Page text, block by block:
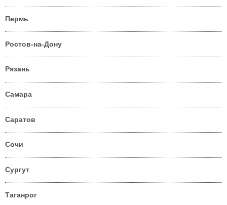
Пермь
Ростов-на-Дону
Рязань
Самара
Саратов
Сочи
Сургут
Таганрог